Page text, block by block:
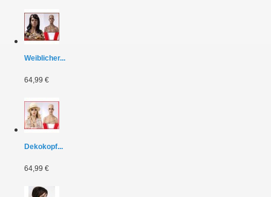
Weiblicher...
64,99 €
Dekokopf...
64,99 €